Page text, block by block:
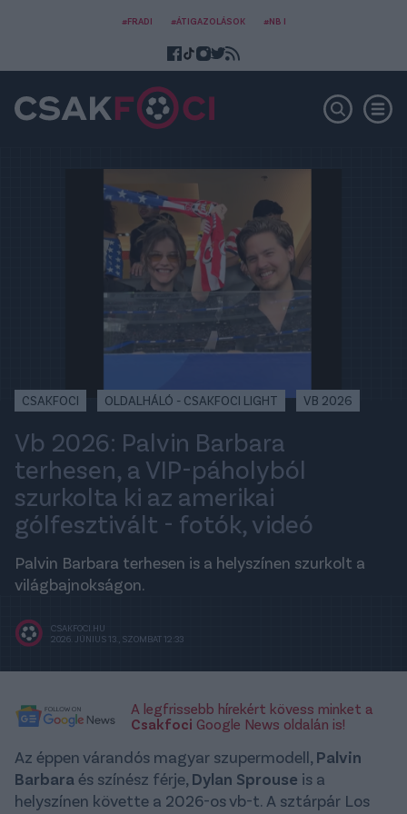
#FRADI #ÁTIGAZOLÁSOK #NB I
CSAKFOCI OLDALHÁLÓ - CSAKFOCI LIGHT VB 2026
Vb 2026: Palvin Barbara
terhesen, a VIP-páholyból
szurkolta ki az amerikai
gólfesztivált - fotók, videó
Palvin Barbara terhesen is a helyszínen szurkolt a
világbajnokságon.
CSAKFOCI.HU
2026. JÚNIUS 13., SZOMBAT 12:33
A legfrissebb hírekért kövess minket a
Csakfoci Google News oldalán is!
Az éppen várandós magyar szupermodell, Palvin
Barbaraés színész férje, Dylan Sprouse is a
helyszínen követte a 2026-os vb-t. A sztárpár Los